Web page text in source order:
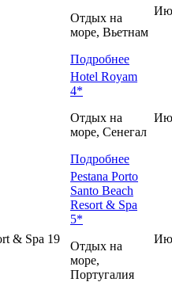
Отдых на
море, Вьетнам
Подробнее
Hotel Royam
4*
Отдых на
море, Сенегал
Подробнее
Pestana Porto
Santo Beach
Resort & Spa
5*
Отдых на
море,
Португалия